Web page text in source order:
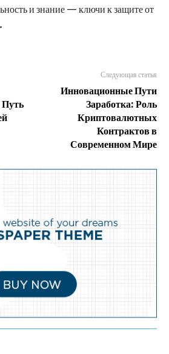
и знание — ключи к защите от
Путь
Следующая статья
Инновационные Пути
Заработка: Роль
Криптовалютных
Контрактов в
Современном Мире